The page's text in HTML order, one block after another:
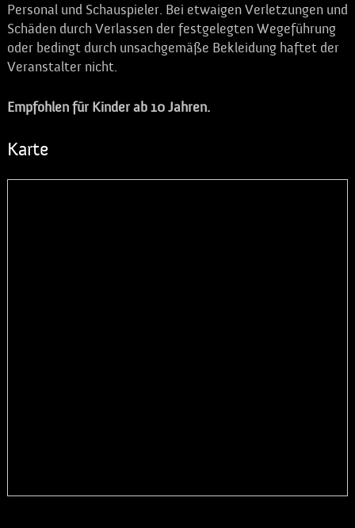
Personal und Schauspieler. Bei etwaigen Verletzungen und
Schäden durch Verlassen der festgelegten Wegeführung
oder bedingt durch unsachgemäße Bekleidung haftet der
Veranstalter nicht.
Empfohlen für Kinder ab 10 Jahren.
Karte